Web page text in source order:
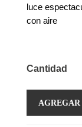
luce
con aire
Cantidad